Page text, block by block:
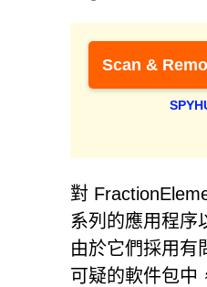
Scan &
對
系列的應用程序
由於它們採用有
可疑的軟件包中